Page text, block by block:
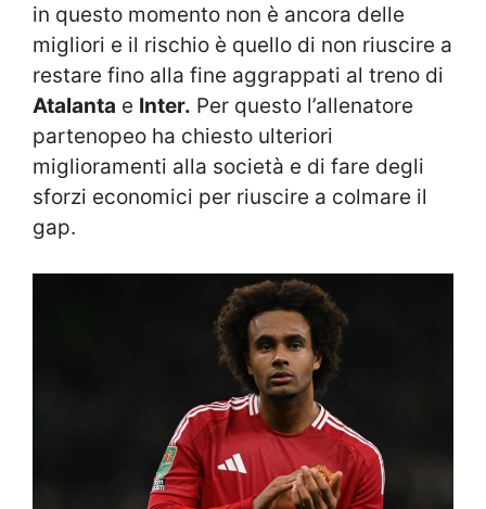
in questo momento non è ancora delle
migliori e il rischio è quello di non riuscire a
restare fino alla fine aggrappati al treno di
Atalanta e Inter. Per questo l’allenatore
partenopeo ha chiesto ulteriori
miglioramenti alla società e di fare degli
sforzi economici per riuscire a colmare il
gap.